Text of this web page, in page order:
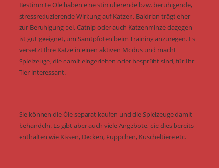
Bestimmte Öle haben eine stimulierende bzw. beruhigende,
stressreduzierende Wirkung auf Katzen. Baldrian trägt eher
zur Beruhigung bei. Catnip oder auch Katzenminze dagegen
ist gut geeignet, um Samtpfoten beim Training anzuregen. Es
versetzt Ihre Katze in einen aktiven Modus und macht
Spielzeuge, die damit eingerieben oder besprüht sind, für Ihr
Tier interessant.
Sie können die Öle separat kaufen und die Spielzeuge damit
behandeln. Es gibt aber auch viele Angebote, die dies bereits
enthalten wie Kissen, Decken, Püppchen, Kuscheltiere etc.